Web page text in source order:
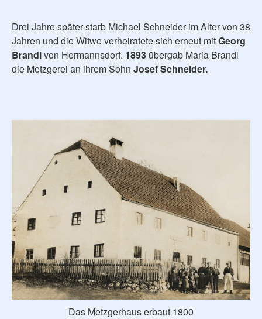
Drei Jahre später starb Michael Schneider im Alter von 38
Jahren und die Witwe verheiratete sich erneut mitGeorg
Brandlvon Hermannsdorf. 1893 übergab Maria Brandl
die Metzgerei an ihrem Sohn Josef Schneider.
Das Metzgerhaus erbaut 1800